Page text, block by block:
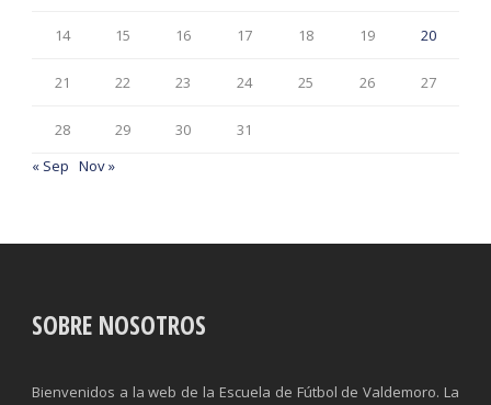
14 15 16 17 18 19 20
21 22 23 24 25 26 27
28 29 30
31
« Sep Nov »
SOBRE NOSOTROS
Bienvenidos a la web de la Escuela de Fútbol de Valdemoro. La